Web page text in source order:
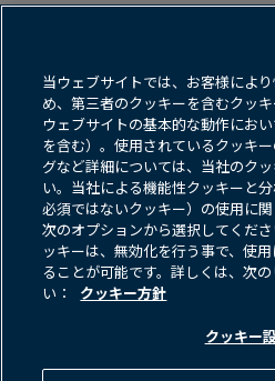
データ保護方​針＆プライバシー通知
ネット詐欺・フィッシングに​関する​
FINRA BrokerCheck
Form
反社会的勢力に​対する​基本方​針
お問い​合わせ
像
像
当ウェブサイトでは、お客様によ
め、第三者のクッキーを含むクッ
ウェブサイトの基本的な動作にお
を含む）。使用されているクッキ
グなど詳細については、当社のク
い。当社による機能性クッキーと分
必須ではないクッキー）の使用に
次のオプションから選択してくだ
ッキーは、無効化を行う事で、使
ることが可能です。詳しくは、次
い：
クッキー方針
クッキー